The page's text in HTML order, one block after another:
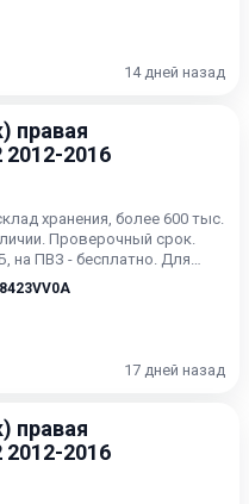
14 дней назад
правая
2012-2016
хранения, более 600 тыс.
Проверочный срок.
на ПВЗ - бесплатно. Для
17 дней назад
правая
2012-2016